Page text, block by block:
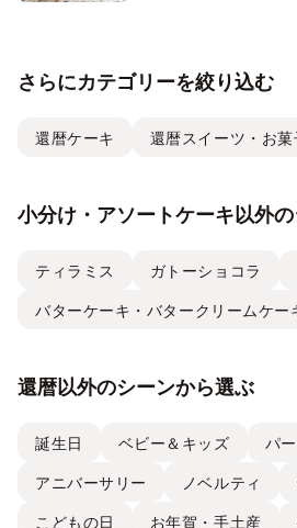
さらにカテゴリーを絞り込む
還暦ケーキ 還暦スイーツ・お菓
小分け・アソートケーキ以外
ティラミス ガトーショコラ
バターケーキ・バタークリームケー
還暦以外のシーンから選ぶ
誕生日 ベビー＆キッズ パ
アニバーサリー ノベルティ
こどもの日 お年賀・手土産